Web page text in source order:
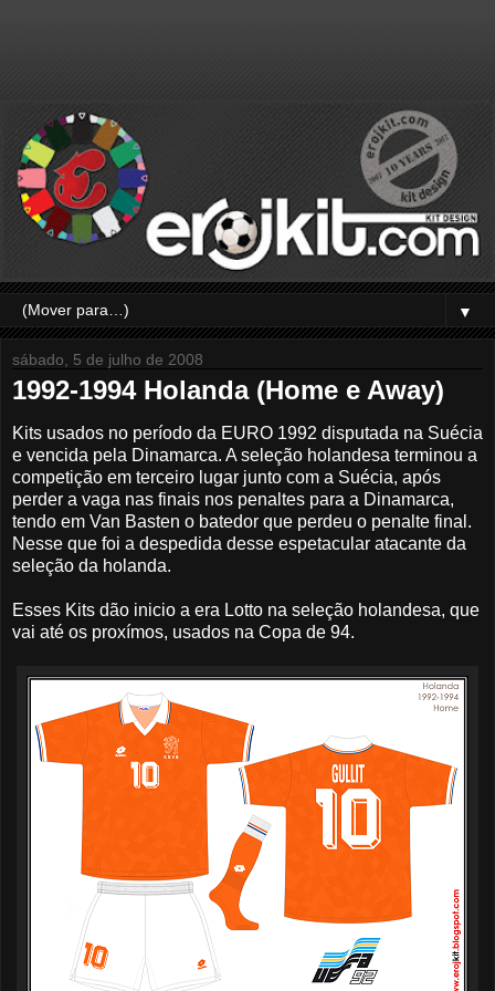
▼
sábado, 5 de julho de 2008
1992-1994 Holanda (Home e Away)
Kits usados no período da EURO 1992 disputada na Suécia
e vencida pela Dinamarca. A seleção holandesa terminou a
competição em terceiro lugar junto com a Suécia, após
perder a vaga nas finais nos penaltes para a Dinamarca,
tendo em Van Basten o batedor que perdeu o penalte final.
Nesse que foi a despedida desse espetacular atacante da
seleção da holanda.
Esses Kits dão inicio a era Lotto na seleção holandesa, que
vai até os proxímos, usados na Copa de 94.